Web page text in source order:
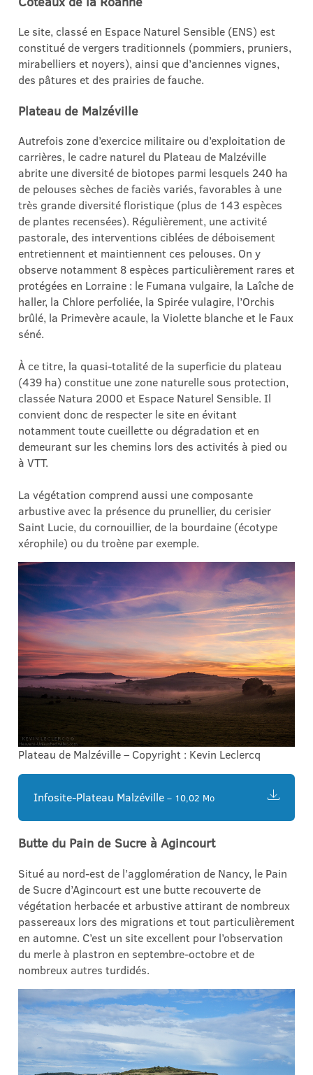
Le site, classé en Espace Naturel Sensible (ENS) est
constitué de vergers traditionnels (pommiers, pruniers,
mirabelliers et noyers), ainsi que d’anciennes vignes,
des pâtures et des prairies de fauche.
Plateau de Malzéville
Autrefois zone d’exercice militaire ou d’exploitation de
carrières, le cadre naturel du Plateau de Malzéville
abrite une diversité de biotopes parmi lesquels 240 ha
de pelouses sèches de faciès variés, favorables à une
très grande diversité floristique (plus de 143 espèces
de plantes recensées). Régulièrement, une activité
pastorale, des interventions ciblées de déboisement
entretiennent et maintiennent ces pelouses. On y
observe notamment 8 espèces particulièrement rares et
protégées en Lorraine : le Fumana vulgaire, la Laîche de
haller, la Chlore perfoliée, la Spirée vulagire, l’Orchis
brûlé, la Primevère acaule, la Violette blanche et le Faux
séné.
À ce titre, la quasi-totalité de la superficie du plateau
(439 ha) constitue une zone naturelle sous protection,
classée Natura 2000 et Espace Naturel Sensible. Il
convient donc de respecter le site en évitant
notamment toute cueillette ou dégradation et en
demeurant sur les chemins lors des activités à pied ou
à VTT.
La végétation comprend aussi une composante
arbustive avec la présence du prunellier, du cerisier
Saint Lucie, du cornouillier, de la bourdaine (écotype
xérophile) ou du troène par exemple.
Plateau de Malzéville – Copyright : Kevin Leclercq
Infosite-Plateau Malzéville – 10,02 Mo
Butte du Pain de Sucre à Agincourt
Situé au nord-est de l’agglomération de Nancy, le Pain
de Sucre d’Agincourt est une butte recouverte de
végétation herbacée et arbustive attirant de nombreux
passereaux lors des migrations et tout particulièrement
en automne. C’est un site excellent pour l’observation
du merle à plastron en septembre-octobre et de
nombreux autres turdidés.